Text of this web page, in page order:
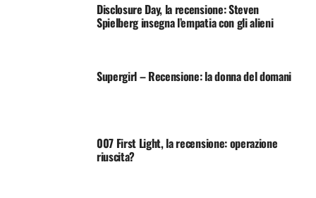
Disclosure Day, la recensione: Steven
Spielberg insegna l’empatia con gli alieni
Supergirl – Recensione: la donna del domani
007 First Light, la recensione: operazione
riuscita?